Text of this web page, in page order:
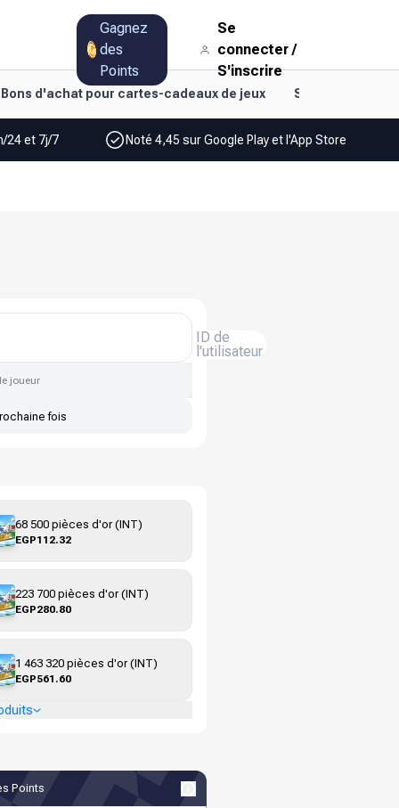
Gagnez
des
Points
Se
connecter/
S'inscrire
Bons d'achat pour cartes-cadeaux de jeux Style de vie et
24 et 7j/7 Noté 4,45 sur Google Play et l'App Store
ID de
l'utilisateur
joueur
fois
68 500 pièces d'or (INT)
EGP112.32
223 700 pièces d'or (INT)
EGP280.80
1 463 320 pièces d'or (INT)
EGP561.60
Points